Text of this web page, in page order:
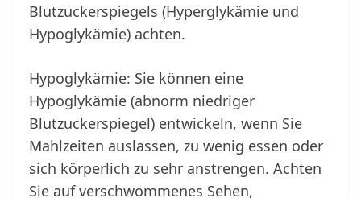
Blutzuckerspiegels (Hyperglykämie und
Hypoglykämie) achten.
Hypoglykämie: Sie können eine
Hypoglykämie (abnorm niedriger
Blutzuckerspiegel) entwickeln, wenn Sie
Mahlzeiten auslassen, zu wenig essen oder
sich körperlich zu sehr anstrengen. Achten
Sie auf verschwommenes Sehen,